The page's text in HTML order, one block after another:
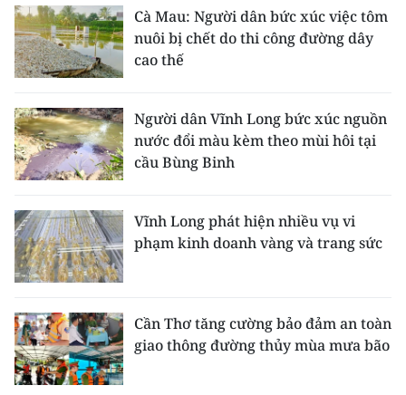
Cà Mau: Người dân bức xúc việc tôm
nuôi bị chết do thi công đường dây
cao thế
Người dân Vĩnh Long bức xúc nguồn
nước đổi màu kèm theo mùi hôi tại
cầu Bùng Binh
Vĩnh Long phát hiện nhiều vụ vi
phạm kinh doanh vàng và trang sức
Cần Thơ tăng cường bảo đảm an toàn
giao thông đường thủy mùa mưa bão